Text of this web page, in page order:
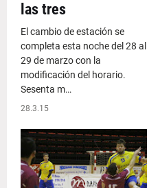
las tres
El cambio de estación se
completa esta noche del 28 al
29 de marzo con la
modificación del horario.
Sesenta m…
28.3.15